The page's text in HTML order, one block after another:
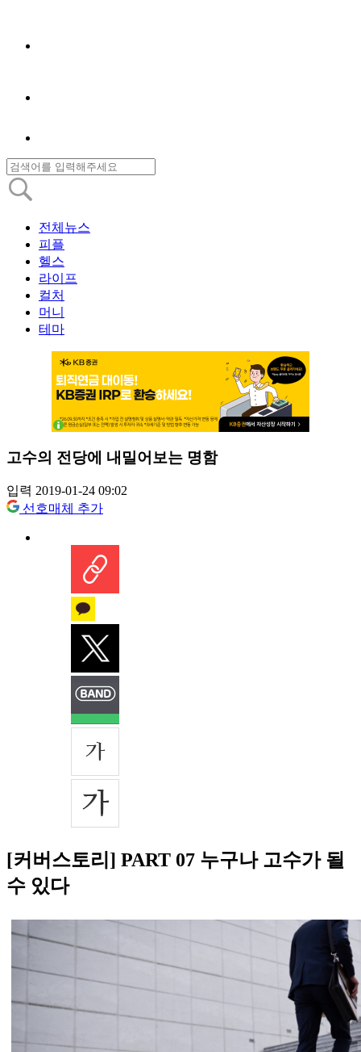
전체뉴스
피플
헬스
라이프
컬처
머니
테마
고수의 전당에 내밀어보는 명함
입력 2019-01-24 09:02
선호매체 추가
[커버스토리] PART 07 누구나 고수가 될
수 있다